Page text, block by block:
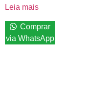
Leia mais
Comprar
via WhatsApp